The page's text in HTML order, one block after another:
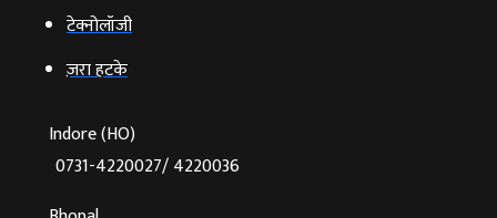
टेक्‍नोलॉजी
ज़रा हटके
Indore (HO)
0731-4220027/ 4220036